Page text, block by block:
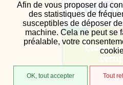
Afin de vous proposer du
des statistiques de
susceptibles de déposer
machine. Cela ne peut se
préalable, votre
OK, tout accepter Tout